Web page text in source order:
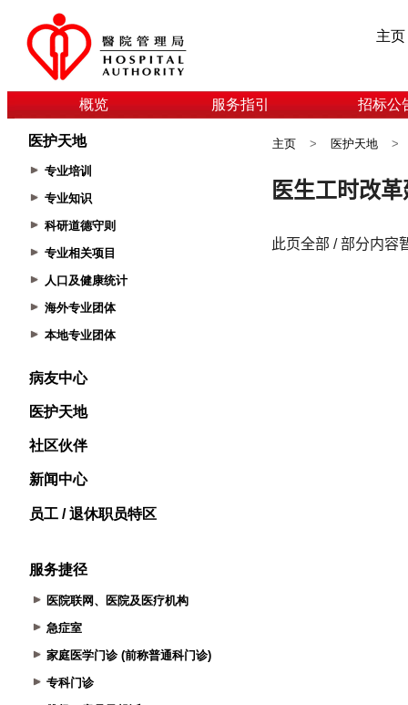
主页
概览 服务指引 招标公
医护天地
专业培训
专业知识
科研道德守则
专业相关项目
人口及健康统计
海外专业团体
本地专业团体
病友中心
医护天地
社区伙伴
新闻中心
员工 / 退休职员特区
服务捷径
医院联网、医院及医疗机构
急症室
家庭医学门诊 (前称普通科门诊)
专科门诊
主页 > 医护天地 >